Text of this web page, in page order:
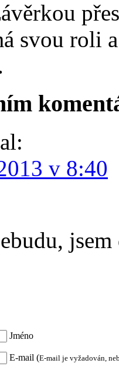
svou roli
v 8:40
Jméno
E-mail (E-mail je vyžadován,